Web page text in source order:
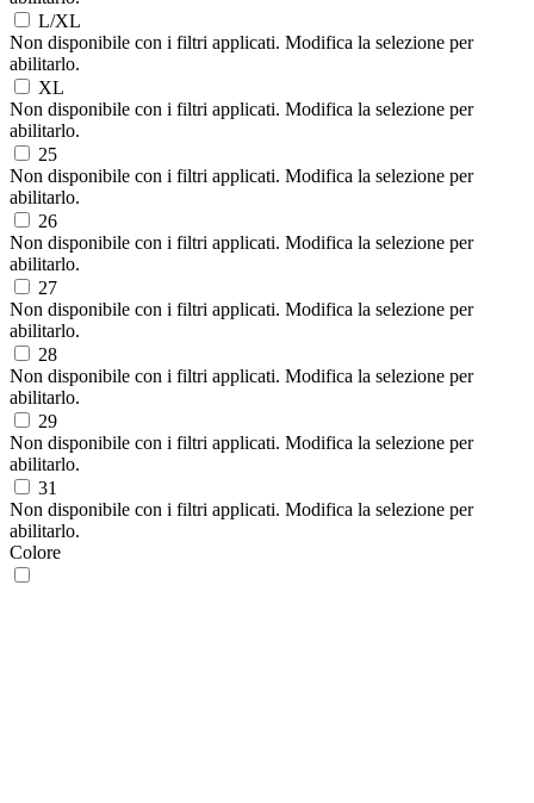
L/XL
Non disponibile con i filtri applicati. Modifica la selezione per
abilitarlo.
XL
Non disponibile con i filtri applicati. Modifica la selezione per
abilitarlo.
25
Non disponibile con i filtri applicati. Modifica la selezione per
abilitarlo.
26
Non disponibile con i filtri applicati. Modifica la selezione per
abilitarlo.
27
Non disponibile con i filtri applicati. Modifica la selezione per
abilitarlo.
28
Non disponibile con i filtri applicati. Modifica la selezione per
abilitarlo.
29
Non disponibile con i filtri applicati. Modifica la selezione per
abilitarlo.
31
Non disponibile con i filtri applicati. Modifica la selezione per
abilitarlo.
Colore